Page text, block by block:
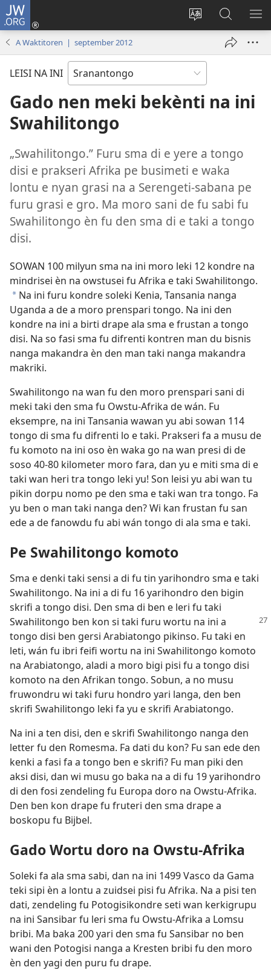
JW.ORG
Kenki
fu
site
Log
venster)
Suku
tapu
JW.ORG
A Waktitoren | september 2012
LEISI NA INI
Gado nen meki bekènti na ini
Swahilitongo
„Swahilitongo.” Furu sma di e yere a tongo
disi e prakseri Afrika pe busimeti e waka
lontu e nyan grasi na a Serengeti-sabana pe
furu grasi e gro. Ma moro sani de fu sabi fu
Swahilitongo èn fu den sma di e taki a tongo
disi.
SOWAN 100 milyun sma na ini moro leki 12 kondre na
mindrisei èn na owstusei fu Afrika e taki Swahilitongo.
* Na ini furu kondre soleki Kenia, Tansania nanga
Uganda a de a moro prenspari tongo. Na ini den
kondre na ini a birti drape ala sma e frustan a tongo
disi. Na so fasi sma fu difrenti kontren man du bisnis
nanga makandra èn den man taki nanga makandra
makriki.
Swahilitongo na wan fu den moro prenspari sani di
meki taki den sma fu Owstu-Afrika de wán. Fu
eksempre, na ini Tansania wawan yu abi sowan 114
tongo di sma fu difrenti lo e taki. Prakseri fa a musu de
fu komoto na ini oso èn waka go na wan presi di de
soso 40-80 kilometer moro fara, dan yu e miti sma di e
taki wan heri tra tongo leki yu! Son leisi yu abi wan tu
pikin dorpu nomo pe den sma e taki wan tra tongo. Fa
yu ben o man taki nanga den? Wi kan frustan fu san
ede a de fanowdu fu abi wán tongo di ala sma e taki.
Pe Swahilitongo komoto
Sma e denki taki sensi a di fu tin yarihondro sma e taki
Swahilitongo. Na ini a di fu 16 yarihondro den bigin
skrifi a tongo disi. Den sma di ben e leri fu taki
Swahilitongo ben kon si taki furu wortu na ini a
tongo disi ben gersi Arabiatongo pikinso. Fu taki en
leti, wán fu ibri feifi wortu na ini Swahilitongo komoto
na Arabiatongo, aladi a moro bigi pisi fu a tongo disi
komoto na den Afrikan tongo. Sobun, a no musu
fruwondru wi taki furu hondro yari langa, den ben
skrifi Swahilitongo leki fa yu e skrifi Arabiatongo.
Na ini a ten disi, den e skrifi Swahilitongo nanga den
letter fu den Romesma. Fa dati du kon? Fu san ede den
kenki a fasi fa a tongo ben e skrifi? Fu man piki den
aksi disi, dan wi musu go baka na a di fu 19 yarihondro
di den fosi zendeling fu Europa doro na Owstu-Afrika.
Den ben kon drape fu fruteri den sma drape a
boskopu fu Bijbel.
Gado Wortu doro na Owstu-Afrika
Soleki fa ala sma sabi, dan na ini 1499 Vasco da Gama
teki sipi èn a lontu a zuidsei pisi fu Afrika. Na a pisi ten
dati, zendeling fu Potogisikondre seti wan kerkigrupu
na ini Sansibar fu leri sma fu Owstu-Afrika a Lomsu
bribi. Ma baka 200 yari den sma fu Sansibar no ben
wani den Potogisi nanga a Kresten bribi fu den moro
èn den yagi den puru fu drape.